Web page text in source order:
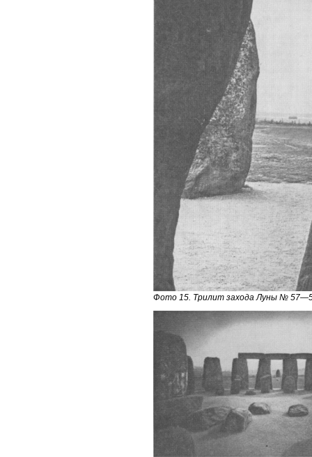
Фото 15. Трилит захода Луны №